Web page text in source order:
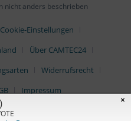
nicht anders beschrieben
Cookie-Einstellungen
Über CAMTEC24
Widerrufsrecht
Impressum
×